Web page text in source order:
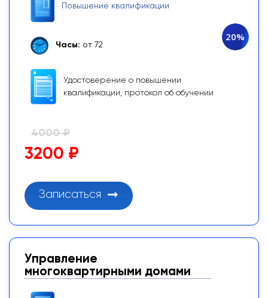
Повышение квалификации
Часы: от 72
Удостоверение о повышении
квалификации, протокол об обучении
20%
4000 ₽
3200 ₽
Записаться
Управление
многоквартирными домами